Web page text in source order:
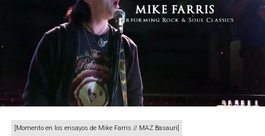
[Momento en los ensayos de Mike Farris // MAZ Basauri]